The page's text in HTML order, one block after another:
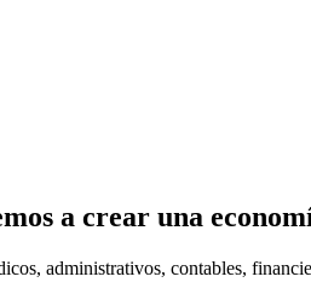
a crear una
administrativos, contables,